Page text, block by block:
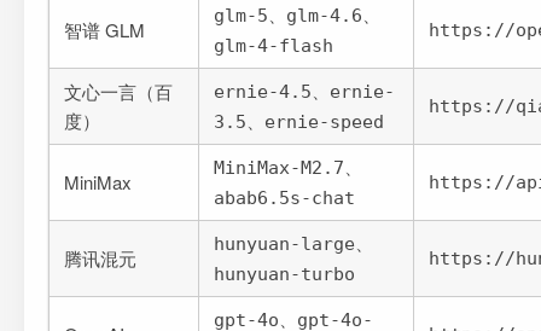
智谱 GLM
glm-5 glm-4.6
glm-4-flash
https://
文心一言（百
度）
ernie-4.5
ernie-
3.5
ernie-speed
https://
MiniMax
MiniMax-M2.7
abab6.5s-chat
https://
腾讯混元
hunyuan-large
hunyuan-turbo
https://
gpt-4o
gpt-4o-